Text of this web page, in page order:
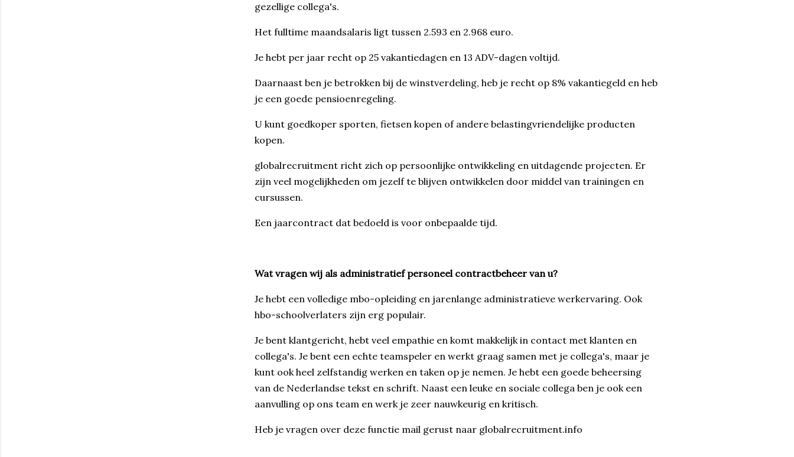
gezellige collega's.
Het fulltime maandsalaris ligt tussen 2.593 en 2.968 euro.
Je hebt per jaar recht op 25 vakantiedagen en 13 ADV-dagen voltijd.
Daarnaast ben je betrokken bij de winstverdeling, heb je recht op 8% vakantiegeld en heb
je een goede pensioenregeling.
U kunt goedkoper sporten, fietsen kopen of andere belastingvriendelijke producten
kopen.
globalrecruitment richt zich op persoonlijke ontwikkeling en uitdagende projecten. Er
zijn veel mogelijkheden om jezelf te blijven ontwikkelen door middel van trainingen en
cursussen.
Een jaarcontract dat bedoeld is voor onbepaalde tijd.
Wat vragen wij als administratief personeel contractbeheer van u?
Je hebt een volledige mbo-opleiding en jarenlange administratieve werkervaring. Ook
hbo-schoolverlaters zijn erg populair.
Je bent klantgericht, hebt veel empathie en komt makkelijk in contact met klanten en
collega's. Je bent een echte teamspeler en werkt graag samen met je collega's, maar je
kunt ook heel zelfstandig werken en taken op je nemen. Je hebt een goede beheersing
van de Nederlandse tekst en schrift. Naast een leuke en sociale collega ben je ook een
aanvulling op ons team en werk je zeer nauwkeurig en kritisch.
Heb je vragen over deze functie mail gerust naar globalrecruitment.info